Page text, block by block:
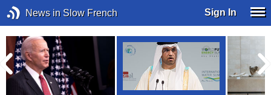
News in Slow French Sign In